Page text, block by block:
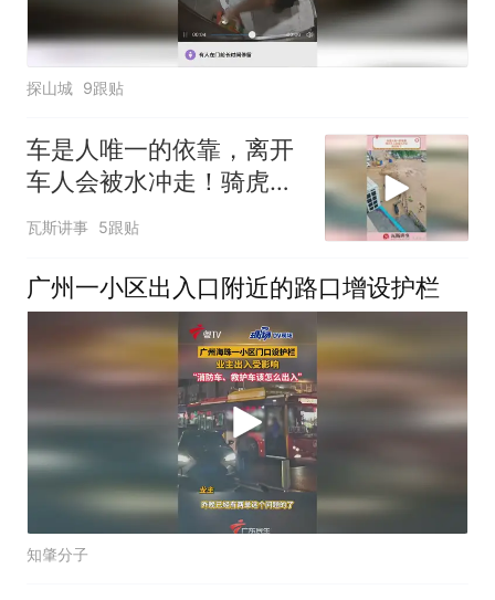
探山城 9跟贴
车是人唯一的依靠，离开
车人会被水冲走！骑虎难
下
瓦斯讲事 5跟贴
广州一小区出入口附近的路口增设护栏
知肇分子